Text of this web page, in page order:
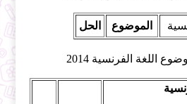
الحل الموضوع
اللغة الفرنسية 2014